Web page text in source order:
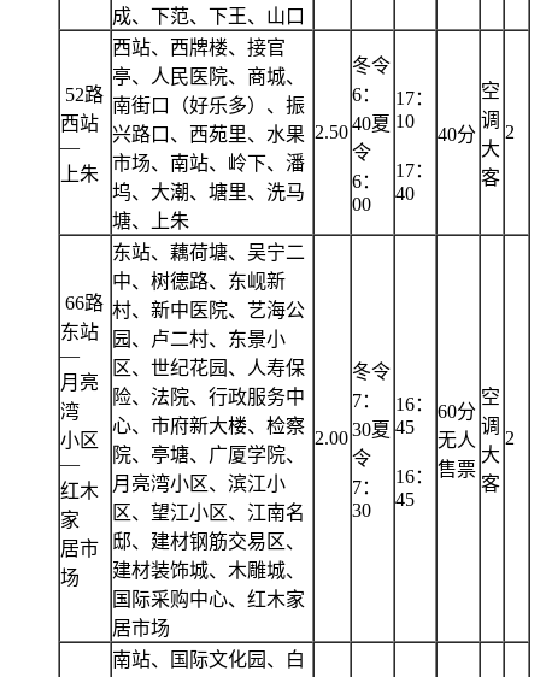
成、下范、下王、山口
52路
西站
—
上朱
西站、西牌楼、接官
亭、人民医院、商城、
南街口（好乐多）、振
兴路口、西苑里、水果
市场、南站、岭下、潘
坞、大潮、塘里、洗马
塘、上朱
2.50
冬令
6：
40夏
令
6：
00
17：
10
17：
40
40分
空
调
大
客
2
66路
东站
—
月亮
湾
小区
—
红木
家
居市
场
东站、藕荷塘、吴宁二
中、树德路、东岘新
村、新中医院、艺海公
园、卢二村、东景小
区、世纪花园、人寿保
险、法院、行政服务中
心、市府新大楼、检察
院、亭塘、广厦学院、
月亮湾小区、滨江小
区、望江小区、江南名
邸、建材钢筋交易区、
建材装饰城、木雕城、
国际采购中心、红木家
居市场
2.00
冬令
7：
30夏
令
7：
30
16：
45
16：
45
60分
无人
售票
空
调
大
客
2
南站、国际文化园、白